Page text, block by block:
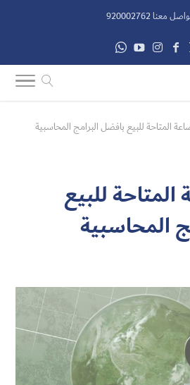
معنا 920002762
المتاحة للبيع بافضل البرامج المحاسبية
المتاحة للبيع
المحاسبية